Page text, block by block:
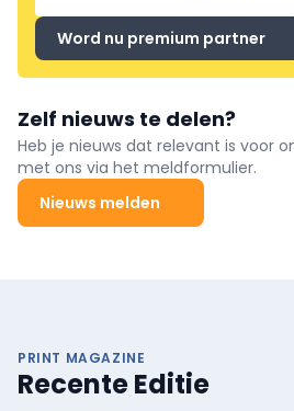
Word nu premium partner
Zelf nieuws te delen?
Heb je nieuws dat relevant is voor
met ons via het meldformulier.
Nieuws melden
PRINT MAGAZINE
Recente Editie